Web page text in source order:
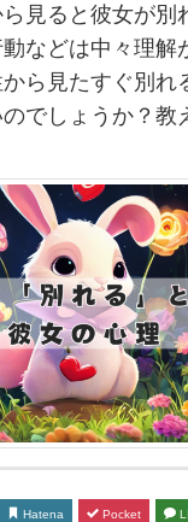
見ると彼女が別
などは中々理解
ら見たすぐ別れ
でしょうか？教
Hatena Pocket